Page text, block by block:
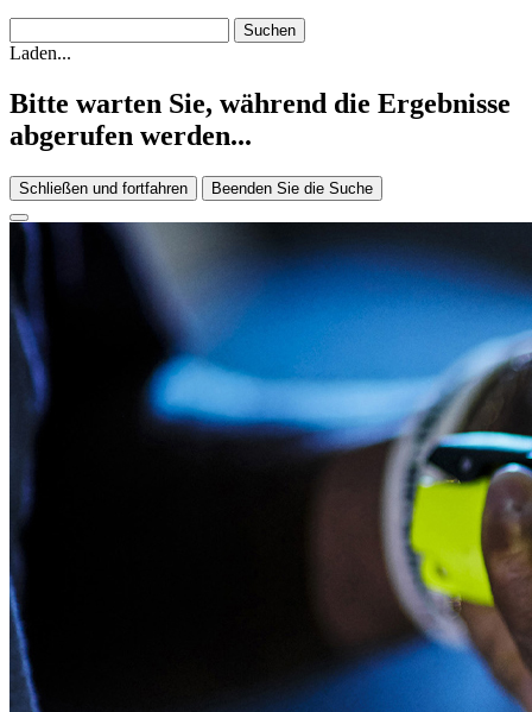
Laden...
Bitte warten Sie, während die Ergebnisse
abgerufen werden...
Schließen und fortfahren Beenden Sie die Suche